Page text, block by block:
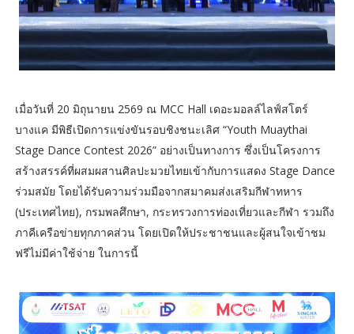
เมื่อวันที่ 20 มิถุนายน 2569 ณ MCC Hall เดอะมอลล์ไลฟ์สโตร์
บางแค มีพิธีเปิดการแข่งขันรอบชิงชนะเลิศ “Youth Muaythai
Stage Dance Contest 2026” อย่างเป็นทางการ ซึ่งเป็นโครงการ
สร้างสรรค์ที่ผสมผสานศิลปะมวยไทยเข้ากับการแสดง Stage Dance
ร่วมสมัย โดยได้รับความร่วมมือจากสมาคมส่งเสริมกีฬาทหาร
(ประเทศไทย), กรมพลศึกษา, กระทรวงการท่องเที่ยวและกีฬา รวมถึง
ภาคีเครือข่ายทุกภาคส่วน โดยเปิดให้ประชาชนและผู้สนใจเข้าชม
ฟรีไม่มีค่าใช้จ่าย ในการนี้